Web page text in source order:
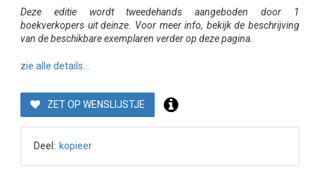
Deze editie wordt tweedehands aangeboden door 1
boekverkopers uit deinze. Voor meer info, bekijk de beschrijving
van de beschikbare exemplaren verder op deze pagina.
zie alle details...
ZET OP WENSLIJSTJE
Deel: kopieer